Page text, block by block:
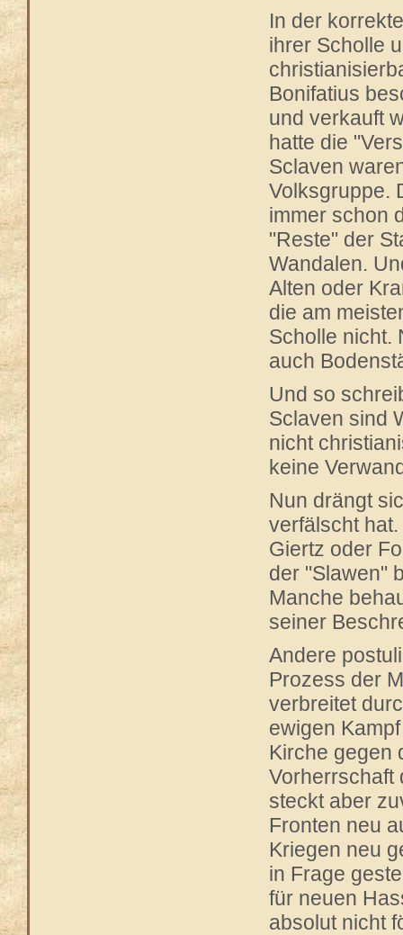
In der
ihrer Scholle
Bonifatius
und verkauft
hatte die
Sclaven
Volksgruppe.
immer schon
"Reste" der
Wandalen.
Alten oder
die am
Scholle nicht.
auch
Und so
Sclaven sind
nicht
keine
Nun drängt
verfälscht
Giertz oder
der "Slawen"
Manche
seiner
Andere
Prozess der
verbreitet
ewigen
Kirche gegen
Vorherrschaft
steckt aber
Fronten neu
Kriegen neu
in Frage
für neuen
absolut nicht